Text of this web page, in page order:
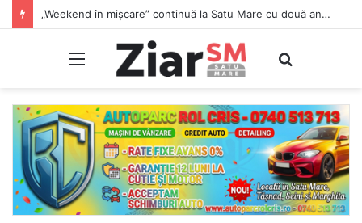
„Weekend în mișcare” continuă la Satu Mare cu două antrenamente gratuite pe malul Someșului
Meniu